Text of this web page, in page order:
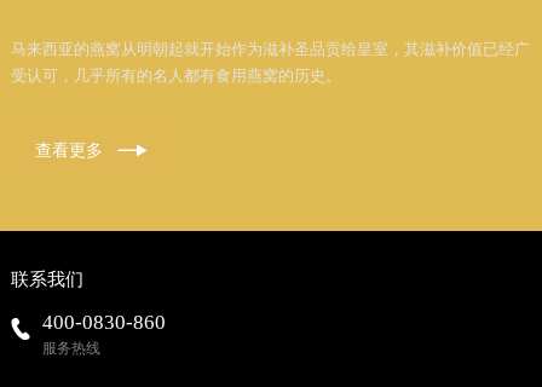
马来西亚的燕窝从明朝起就开始作为滋补圣品贡给皇室，其滋补价值已经广
受认可，几乎所有的名人都有食用燕窝的历史。
查看更多
联系我们
400-0830-860
服务热线